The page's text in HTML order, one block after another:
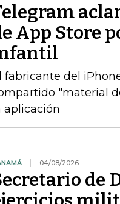
App Store
fabricante del
"material
aplicación
04/08/2026
de